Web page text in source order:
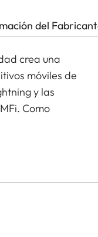
del
crea una
móviles de
y las
Como
en un
iOS, la
iOS.